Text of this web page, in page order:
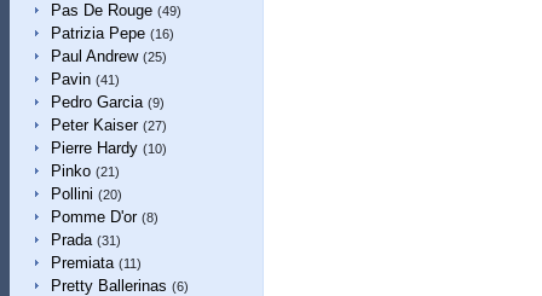
Pas De Rouge (49)
Patrizia Pepe (16)
Paul Andrew (25)
Pavin (41)
Pedro Garcia (9)
Peter Kaiser (27)
Pierre Hardy (10)
Pinko (21)
Pollini (20)
Pomme D'or (8)
Prada (31)
Premiata (11)
Pretty Ballerinas (6)